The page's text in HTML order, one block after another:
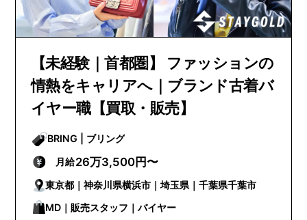
【未経験｜首都圏】 ファッションの
情熱をキャリアへ｜ブランド古着バ
イヤー職【買取・販売】
BRING | ブリング
月給26万3,500円〜
東京都｜神奈川県横浜市｜埼玉県｜千葉県千葉市
MD｜販売スタッフ｜バイヤー